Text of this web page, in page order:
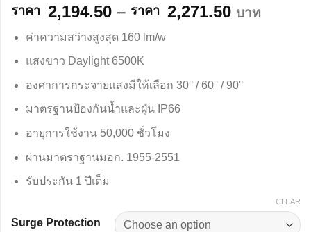
2,194.50 – 2,271.50Price
฿2,271.50
บาท
ค่าความสว่างสูงสุด 160 lm/w
แสงขาว Daylight 6500K
องศาการกระจายแสงมีให้เลือก 30° / 60° / 90°
มาตรฐานป้องกันน้ำและฝุ่น IP66
อายุการใช้งาน 50,000 ชั่วโมง
ผ่านมาตราฐานมอก. 1955-2551
รับประกัน 1 ปีเต็ม
Surge Protection
CLEAR